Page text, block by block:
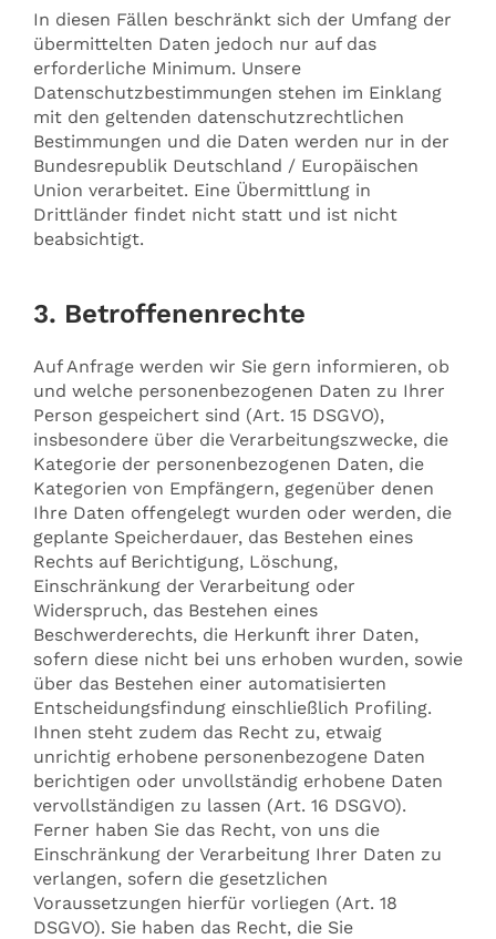
In diesen Fällen beschränkt sich der Umfang der
übermittelten Daten jedoch nur auf das
erforderliche Minimum. Unsere
Datenschutzbestimmungen stehen im Einklang
mit den geltenden datenschutzrechtlichen
Bestimmungen und die Daten werden nur in der
Bundesrepublik Deutschland / Europäischen
Union verarbeitet. Eine Übermittlung in
Drittländer findet nicht statt und ist nicht
beabsichtigt.
3. Betroffenenrechte
Auf Anfrage werden wir Sie gern informieren, ob
und welche personenbezogenen Daten zu Ihrer
Person gespeichert sind (Art. 15 DSGVO),
insbesondere über die Verarbeitungszwecke, die
Kategorie der personenbezogenen Daten, die
Kategorien von Empfängern, gegenüber denen
Ihre Daten offengelegt wurden oder werden, die
geplante Speicherdauer, das Bestehen eines
Rechts auf Berichtigung, Löschung,
Einschränkung der Verarbeitung oder
Widerspruch, das Bestehen eines
Beschwerderechts, die Herkunft ihrer Daten,
sofern diese nicht bei uns erhoben wurden, sowie
über das Bestehen einer automatisierten
Entscheidungsfindung einschließlich Profiling.
Ihnen steht zudem das Recht zu, etwaig
unrichtig erhobene personenbezogene Daten
berichtigen oder unvollständig erhobene Daten
vervollständigen zu lassen (Art. 16 DSGVO).
Ferner haben Sie das Recht, von uns die
Einschränkung der Verarbeitung Ihrer Daten zu
verlangen, sofern die gesetzlichen
Voraussetzungen hierfür vorliegen (Art. 18
DSGVO). Sie haben das Recht, die Sie